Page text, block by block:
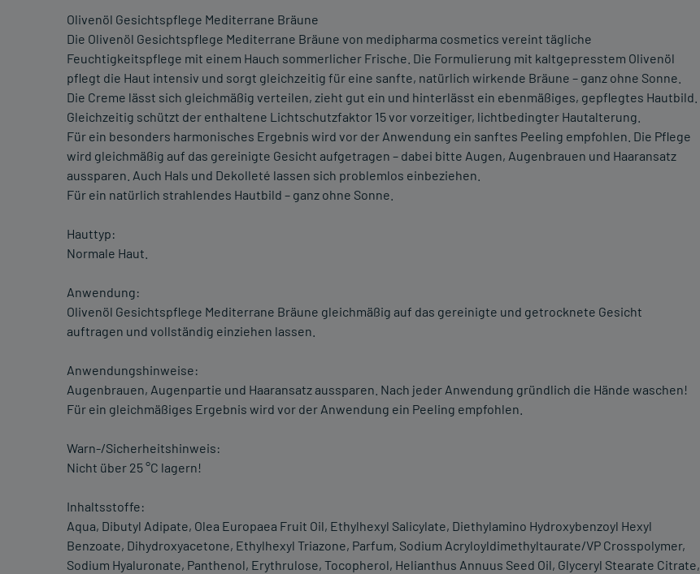
Olivenöl Gesichtspflege Mediterrane Bräune
Die Olivenöl Gesichtspflege Mediterrane Bräune von medipharma cosmetics vereint tägliche
Feuchtigkeitspflege mit einem Hauch sommerlicher Frische. Die Formulierung mit kaltgepresstem Olivenöl
pflegt die Haut intensiv und sorgt gleichzeitig für eine sanfte, natürlich wirkende Bräune – ganz ohne Sonne.
Die Creme lässt sich gleichmäßig verteilen, zieht gut ein und hinterlässt ein ebenmäßiges, gepflegtes Hautbild.
Gleichzeitig schützt der enthaltene Lichtschutzfaktor 15 vor vorzeitiger, lichtbedingter Hautalterung.
Für ein besonders harmonisches Ergebnis wird vor der Anwendung ein sanftes Peeling empfohlen. Die Pflege
wird gleichmäßig auf das gereinigte Gesicht aufgetragen – dabei bitte Augen, Augenbrauen und Haaransatz
aussparen. Auch Hals und Dekolleté lassen sich problemlos einbeziehen.
Für ein natürlich strahlendes Hautbild – ganz ohne Sonne.
Hauttyp:
Normale Haut.
Anwendung:
Olivenöl Gesichtspflege Mediterrane Bräune gleichmäßig auf das gereinigte und getrocknete Gesicht
auftragen und vollständig einziehen lassen.
Anwendungshinweise:
Augenbrauen, Augenpartie und Haaransatz aussparen. Nach jeder Anwendung gründlich die Hände waschen!
Für ein gleichmäßiges Ergebnis wird vor der Anwendung ein Peeling empfohlen.
Warn-/Sicherheitshinweis:
Nicht über 25 °C lagern!
Inhaltsstoffe:
Aqua, Dibutyl Adipate, Olea Europaea Fruit Oil, Ethylhexyl Salicylate, Diethylamino Hydroxybenzoyl Hexyl
Benzoate, Dihydroxyacetone, Ethylhexyl Triazone, Parfum, Sodium Acryloyldimethyltaurate/VP Crosspolymer,
Sodium Hyaluronate, Panthenol, Erythrulose, Tocopherol, Helianthus Annuus Seed Oil, Glyceryl Stearate Citrate,